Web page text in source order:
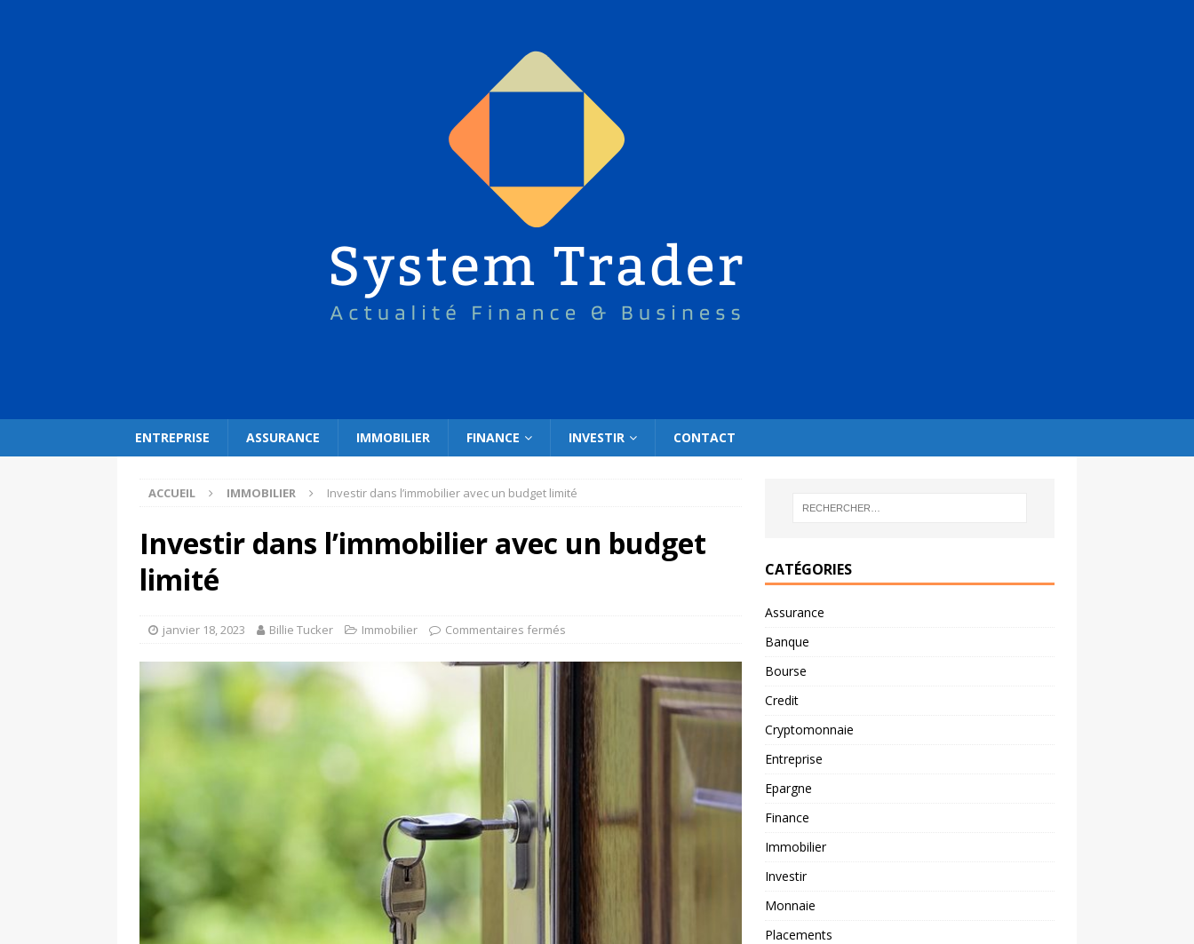
ENTREPRISE ASSURANCE IMMOBILIER FINANCE INVESTIR CONTACT
ACCUEIL IMMOBILIER Investir dans l’immobilier avec un budget limité
Investir dans l’immobilier avec un budget
limité
janvier 18, 2023 Billie Tucker Immobilier Commentaires fermés
CATÉGORIES
Assurance
Banque
Bourse
Credit
Cryptomonnaie
Entreprise
Epargne
Finance
Immobilier
Investir
Monnaie
Placements